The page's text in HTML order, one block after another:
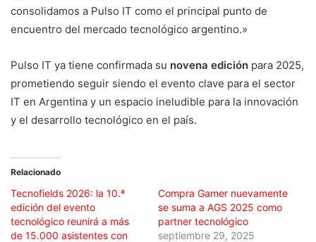
consolidamos a Pulso IT como el principal punto de
encuentro del mercado tecnológico argentino.»
Pulso IT ya tiene confirmada su novena edición para 2025,
prometiendo seguir siendo el evento clave para el sector
IT en Argentina y un espacio ineludible para la innovación
y el desarrollo tecnológico en el país.
Relacionado
Tecnofields 2026: la 10.ª
edición del evento
tecnológico reunirá a más
de 15.000 asistentes con
Compra Gamer nuevamente
se suma a AGS 2025 como
partner tecnológico
septiembre 29, 2025